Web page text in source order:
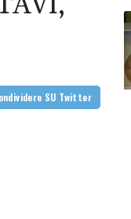
SU Twitter